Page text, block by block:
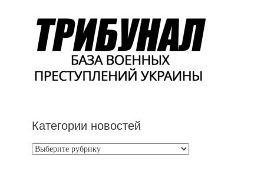
Категории новостей
Категории